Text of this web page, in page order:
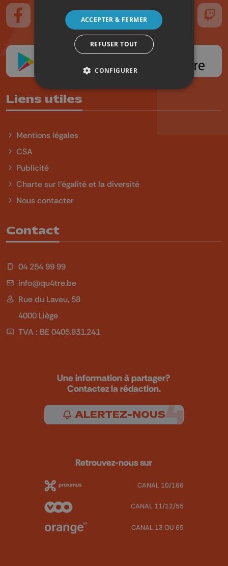
Suivez-nous sur FaceBook
Suivez-nous sur Instagram
Suivez-nous sur TikTokSuivez-nous sur YouTube
Suivez-nous
Liens utiles
Mentions légales
CSA
Publicité
Charte sur l'égalité et la diversité
Nous contacter
Contact
04 254 99 99
info@qu4tre.be
Rue du Laveu, 58
4000 Liège
TVA : BE 0405.931.241
Une information à partager?
Contactez la rédaction.
ALERTEZ-NOUS
Retrouvez-nous sur
CANAL 10/166
CANAL 11/12/55
CANAL 13 OU 65
ACCEPTER & FERMER
REFUSER TOUT
CONFIGURER